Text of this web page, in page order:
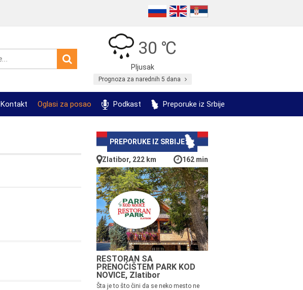
30 ℃
Pljusak
Prognoza za narednih 5 dana
Kontakt Oglasi za posao Podkast Preporuke iz Srbije
PREPORUKE IZ SRBIJE
Zlatibor, 222 km 162 min
RESTORAN SA
PRENOĆIŠTEM PARK KOD
NOVICE, Zlatibor
Šta je to što čini da se neko mesto ne